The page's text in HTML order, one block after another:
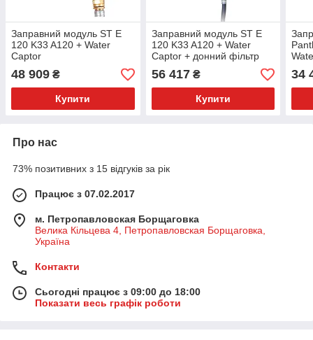
Заправний модуль ST E
120 K33 A120 + Water
Captor
48 909 ₴
Купити
Заправний модуль ST E
120 K33 A120 + Water
Captor + донний фільтр
56 417₴
Купити
34
Про нас
73% позитивних з 15 відгуків за рік
Працює з 07.02.2017
м. Петропавловская Борщаговка
Велика Кільцева 4, Петропавловская Борщаговка,
Україна
Контакти
Сьогодні працює з 09:00 до 18:00
Показати весь графік роботи